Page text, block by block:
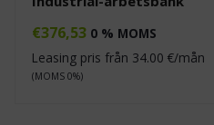
€376,53 0 % MOMS
Leasing pris från 34.00 €/mån
(MOMS 0%)